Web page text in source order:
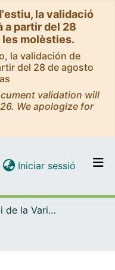
la validació
a partir del 28
molèsties.
la validación de
del 28 de agosto
validation will
We apologize for
per tot el DD
Iniciar sessió (current)
Grup d'Estudi de la Variació (GEV) - Corpus de Català Contemporani de la Universitat de Barcelona (CCCUB)